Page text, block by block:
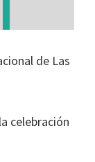
de Las
celebración